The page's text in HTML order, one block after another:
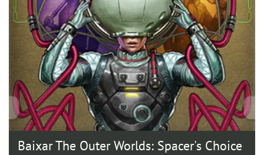
Baixar The Outer Worlds: Spacer's Choice